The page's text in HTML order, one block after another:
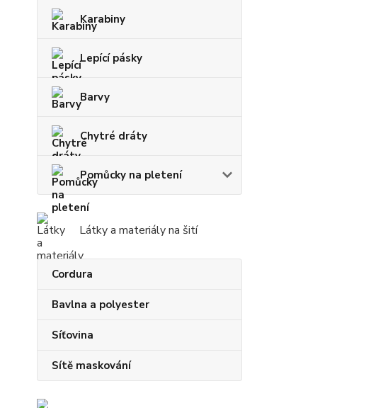
Karabiny
Lepící pásky
Barvy
Chytré dráty
Pomůcky na pletení
Látky a materiály na šití
Cordura
Bavlna a polyester
Síťovina
Sítě maskování